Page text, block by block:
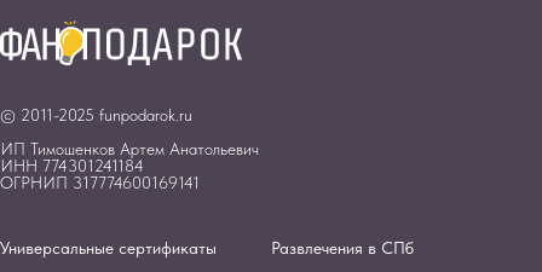
© 2011-2025 funpodarok.ru
ИП Тимошенков Артем Анатольевич
ИНН 774301241184
ОГРНИП 317774600169141
Универсальные сертификаты
Развлечения в СПб